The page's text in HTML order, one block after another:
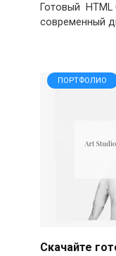
Готовый HTML
современный
ПОРТФОЛИО
Скачайте